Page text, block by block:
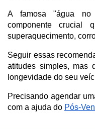
A famosa "água
componente crucial
superaquecimento,
Seguir essas
atitudes simples, mas
longevidade do seu
Precisando agendar
com a ajuda do Pós-